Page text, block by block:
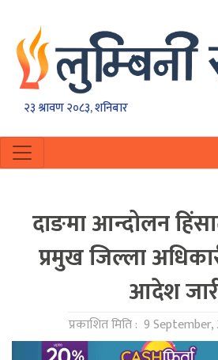
२३ श्रावण २०८३, शनिबार
दाङमा आन्दोलन
प्रमुख जिल्ला
आदेश
प्रकाशित मिति : 9 September,